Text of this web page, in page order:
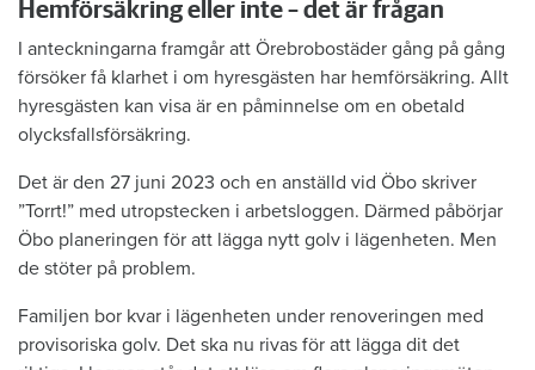
Hemförsäkring eller inte – det är frågan
I anteckningarna framgår att Örebrobostäder gång på gång
försöker få klarhet i om hyresgästen har hemförsäkring. Allt
hyresgästen kan visa är en påminnelse om en obetald
olycksfallsförsäkring.
Det är den 27 juni 2023 och en anställd vid Öbo skriver
”Torrt!” med utropstecken i arbetsloggen. Därmed påbörjar
Öbo planeringen för att lägga nytt golv i lägenheten. Men
de stöter på problem.
Familjen bor kvar i lägenheten under renoveringen med
provisoriska golv. Det ska nu rivas för att lägga dit det